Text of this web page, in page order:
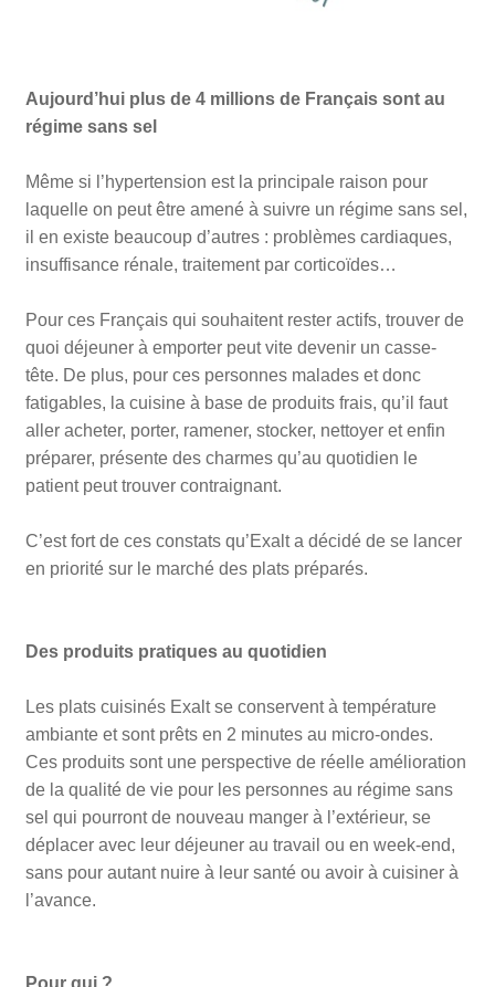
Aujourd’hui plus de 4 millions de Français sont au
régime sans sel
Même si l’hypertension est la principale raison pour
laquelle on peut être amené à suivre un régime sans sel,
il en existe beaucoup d’autres : problèmes cardiaques,
insuffisance rénale, traitement par corticoïdes…
Pour ces Français qui souhaitent rester actifs, trouver de
quoi déjeuner à emporter peut vite devenir un casse-
tête. De plus, pour ces personnes malades et donc
fatigables, la cuisine à base de produits frais, qu’il faut
aller acheter, porter, ramener, stocker, nettoyer et enfin
préparer, présente des charmes qu’au quotidien le
patient peut trouver contraignant.
C’est fort de ces constats qu’Exalt a décidé de se lancer
en priorité sur le marché des plats préparés.
Des produits pratiques au quotidien
Les plats cuisinés Exalt se conservent à température
ambiante et sont prêts en 2 minutes au micro-ondes.
Ces produits sont une perspective de réelle amélioration
de la qualité de vie pour les personnes au régime sans
sel qui pourront de nouveau manger à l’extérieur, se
déplacer avec leur déjeuner au travail ou en week-end,
sans pour autant nuire à leur santé ou avoir à cuisiner à
l’avance.